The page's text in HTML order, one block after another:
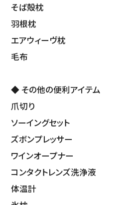
そば殻枕
羽根枕
エアウィーヴ枕
毛布
◆ その他の便利アイテム
爪切り
ソーイングセット
ズボンプレッサー
ワインオープナー
コンタクトレンズ洗浄液
体温計